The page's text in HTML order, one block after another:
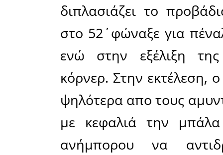
αρχικό
Κάτω από
στα άκρα